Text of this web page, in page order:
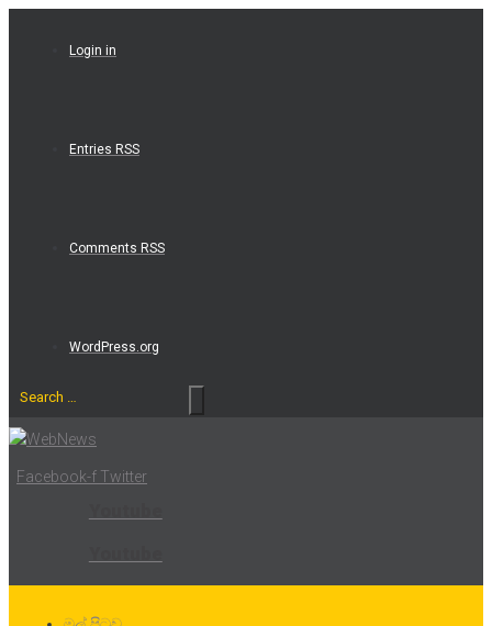
Login in
Entries RSS
Comments RSS
WordPress.org
Search
Facebook-f Twitter